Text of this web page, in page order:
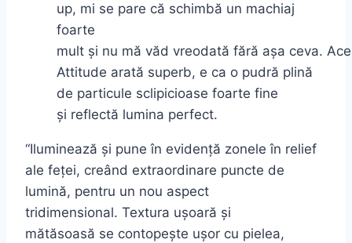
up, mi se pare că schimbă un machiaj
foarte
mult și nu mă văd vreodată fără așa ceva.
Attitude arată superb, e ca o pudră plină
de particule sclipicioase foarte fine
și reflectă lumina perfect.
“Iluminează și pune în evidență zonele în relief
ale feței, creând extraordinare puncte de
lumină, pentru un nou aspect
tridimensional. Textura ușoară și
mătăsoasă se contopește ușor cu pielea,